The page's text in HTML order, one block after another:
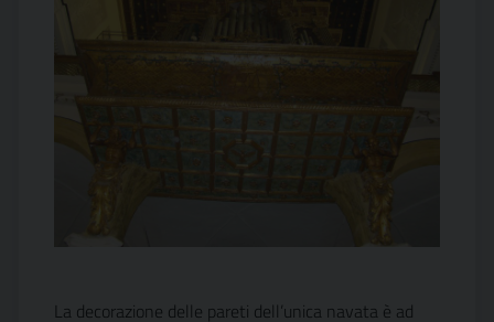
La decorazione delle pareti dell’unica navata è ad